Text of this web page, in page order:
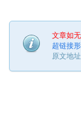
文章如
超链接
原文地